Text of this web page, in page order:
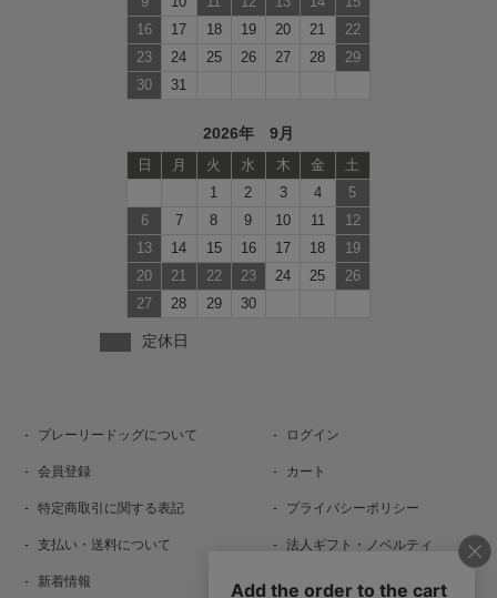
16
17 18 19 20 21
22
23
24 25 26 27 28
29
30
31
2026年 9月
日 月 火 水 木 金
土
1
2 3 4
5
6
7 8 9 10 11
12
13
14 15 16 17 18
19
20
21 22 23 24 25
26
27
28 29 30
定休日
プレーリードッグについて ログイン
会員登録 カート
特定商取引に関する表記 プライバシーポリシー
支払い・送料について 法人ギフト・ノベルティ
新着情報